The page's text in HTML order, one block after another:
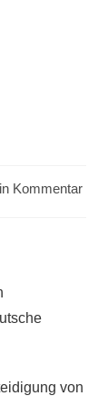
Kommentar
von